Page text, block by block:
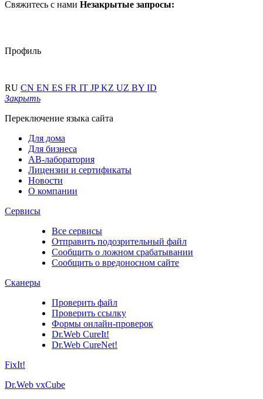
Свяжитесь с нами Незакрытые запросы:
Профиль
RU CN EN ES FR IT JPKZ UZ BY ID
Закрыть
Переключение языка сайта
Для дома
Для бизнеса
АВ-лаборатория
Лицензии и сертификаты
Новости
О компании
Сервисы
Все сервисы
Отправить подозрительный файл
Сообщить о ложном срабатывании
Сообщить о вредоносном сайте
Сканеры
Проверить файл
Проверить ссылку
Формы онлайн-проверок
Dr.Web CureIt!
Dr.Web CureNet!
FixIt!
Dr.Web vxCube